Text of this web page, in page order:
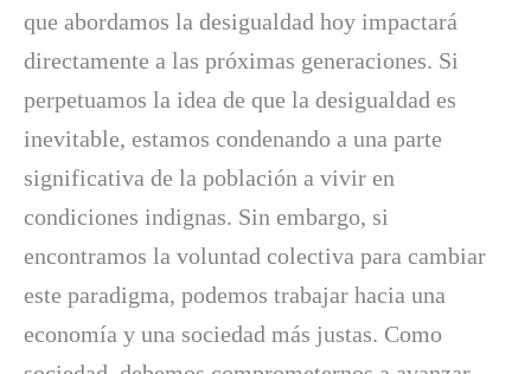
que abordamos la desigualdad hoy impactará
directamente a las próximas generaciones. Si
perpetuamos la idea de que la desigualdad es
inevitable, estamos condenando a una parte
significativa de la población a vivir en
condiciones indignas. Sin embargo, si
encontramos la voluntad colectiva para cambiar
este paradigma, podemos trabajar hacia una
economía y una sociedad más justas. Como